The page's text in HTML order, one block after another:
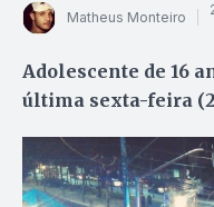
Matheus Monteiro
Adolescente de 16
última sexta-feira